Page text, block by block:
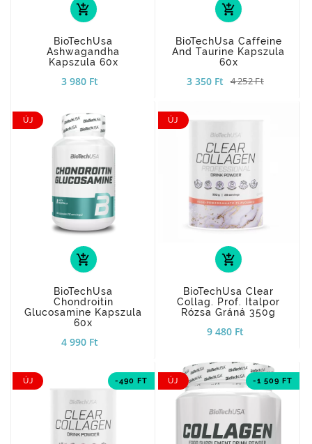
add_shopping_cart
BioTechUsa
Ashwagandha
Kapszula 60x
3 980 Ft
add_shopping_cart
BioTechUsa Caffeine
And Taurine Kapszula
60x
3 350 Ft 4 252 Ft
ÚJ
add_shopping_cart
BioTechUsa
Chondroitin
Glucosamine Kapszula
60x
4 990 Ft
ÚJ
add_shopping_cart
BioTechUsa Clear
Collag. Prof. Italpor
Rózsa Gráná 350g
9 480 Ft
ÚJ -490 FT ÚJ -1 509 FT